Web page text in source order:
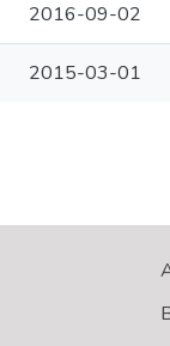
2016-09-02
2015-03-01